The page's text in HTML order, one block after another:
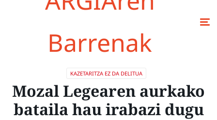
Barrenak
KAZETARITZA EZ DA DELITUA
Mozal Legearen aurkako
bataila hau irabazi dugu